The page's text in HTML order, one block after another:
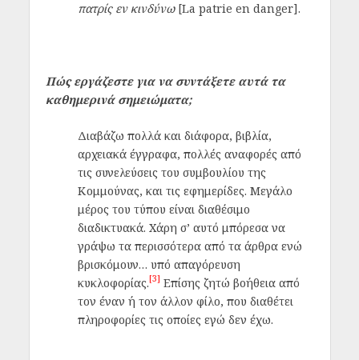
πατρίς εν κινδύνω [La patrie en danger].
Πώς εργάζεστε για να συντάξετε αυτά τα
καθημερινά σημειώματα;
Διαβάζω πολλά και διάφορα, βιβλία,
αρχειακά έγγραφα, πολλές αναφορές από
τις συνελεύσεις του συμβουλίου της
Κομμούνας, και τις εφημερίδες. Μεγάλο
μέρος του τύπου είναι διαθέσιμο
διαδικτυακά. Χάρη σ’ αυτό μπόρεσα να
γράψω τα περισσότερα από τα άρθρα ενώ
βρισκόμουν… υπό απαγόρευση
κυκλοφορίας.[3] Επίσης ζητώ βοήθεια από
τον έναν ή τον άλλον φίλο, που διαθέτει
πληροφορίες τις οποίες εγώ δεν έχω.